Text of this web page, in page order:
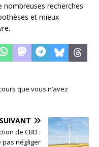
nombreuses recherches
et mieux
que vous n’avez
SUIVANT
de CBD :
pas négliger